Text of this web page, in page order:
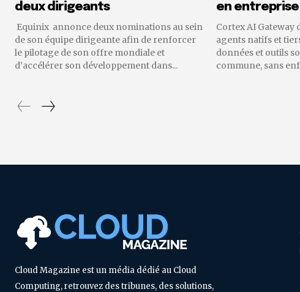
deux dirigeants
Equinix annonce deux nominations au sein
de son équipe dirigeante afin de renforcer
le pilotage de son offre mondiale et
d’accélérer son développement dans...
en entreprise
Cortex AI Gateway
agents natifs et
données et outils
commune, sans
Cloud Magazine est un média dédié au Cloud
Computing, retrouvez des tribunes, des solutions,